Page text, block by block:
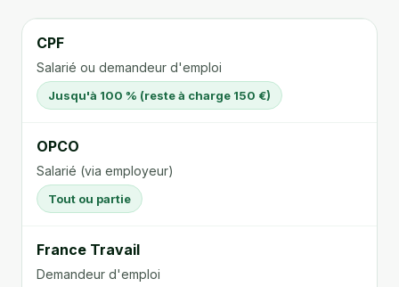
CPF
Salarié ou demandeur d'emploi
Jusqu'à 100 % (reste à charge 150 €)
OPCO
Salarié (via employeur)
Tout ou partie
France Travail
Demandeur d'emploi